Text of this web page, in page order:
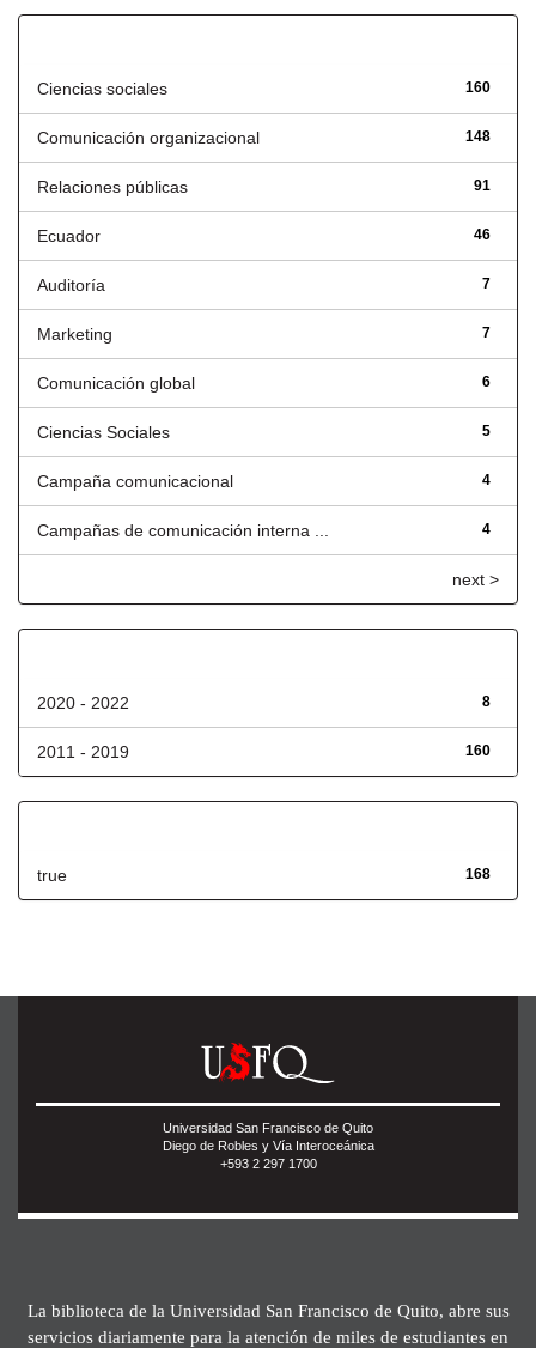
160
Ciencias sociales
148
Comunicación organizacional
91
Relaciones públicas
46
Ecuador
7
Auditoría
7
Marketing
6
Comunicación global
5
Ciencias Sociales
4
Campaña comunicacional
4
Campañas de comunicación interna ...
next >
8
2020 - 2022
160
2011 - 2019
168
true
Universidad San Francisco de Quito
Diego de Robles y Vía Interoceánica
+593 2 297 1700
La biblioteca de la Universidad San Francisco de Quito, abre sus
servicios diariamente para la atención de miles de estudiantes en